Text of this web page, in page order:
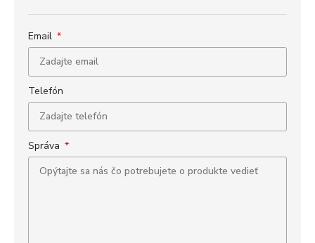
Email
Telefón
Správa